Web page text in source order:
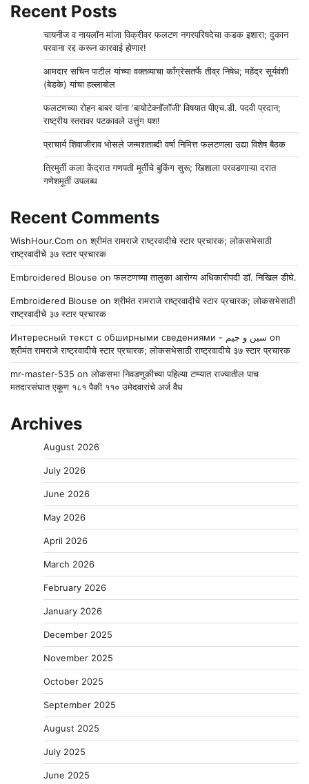
Recent Posts
चायनीज व नायलॉन मांजा विक्रीवर फलटण नगरपरिषदेचा कडक इशारा; दुकान
परवाना रद्द करून कारवाई होणार!
आमदार सचिन पाटील यांच्या वक्तव्याचा काँग्रेसतर्फे तीव्र निषेध; महेंद्र सूर्यवंशी
(बेडके) यांचा हल्लाबोल
फलटणच्या रोहन बाबर यांना ‘बायोटेक्नॉलॉजी’ विषयात पीएच.डी. पदवी प्रदान;
राष्ट्रीय स्तरावर पटकावले उत्तुंग यश!
प्राचार्य शिवाजीराव भोसले जन्मशताब्दी वर्षा निमित्त फलटणला उद्या विशेष बैठक
त्रिमुर्ती कला केंद्रात गणपती मूर्तींचे बुकिंग सुरू; खिशाला परवडणाऱ्या दरात
गणेशमूर्ती उपलब्ध
Recent Comments
WishHour.Com onश्रीमंत रामराजे राष्ट्रवादीचे स्टार प्रचारक; लोकसभेसाठी
राष्ट्रवादीचे ३७ स्टार प्रचारक
Embroidered Blouse onफलटणच्या तालुका आरोग्य अधिकारीपदी डॉ. निखिल डीघे.
Embroidered Blouse onश्रीमंत रामराजे राष्ट्रवादीचे स्टार प्रचारक; लोकसभेसाठी
राष्ट्रवादीचे ३७ स्टार प्रचारक
Интересный текст с обширными сведениями - سين و جيم on
श्रीमंत रामराजे राष्ट्रवादीचे स्टार प्रचारक; लोकसभेसाठी राष्ट्रवादीचे ३७ स्टार प्रचारक
mr-master-535 onलोकसभा निवडणुकीच्या पहिल्या टप्प्यात राज्यातील पाच
मतदारसंघात एकूण १८१ पैकी ११० उमेदवारांचे अर्ज वैध
Archives
August 2026
July 2026
June 2026
May 2026
April 2026
March 2026
February 2026
January 2026
December 2025
November 2025
October 2025
September 2025
August 2025
July 2025
June 2025